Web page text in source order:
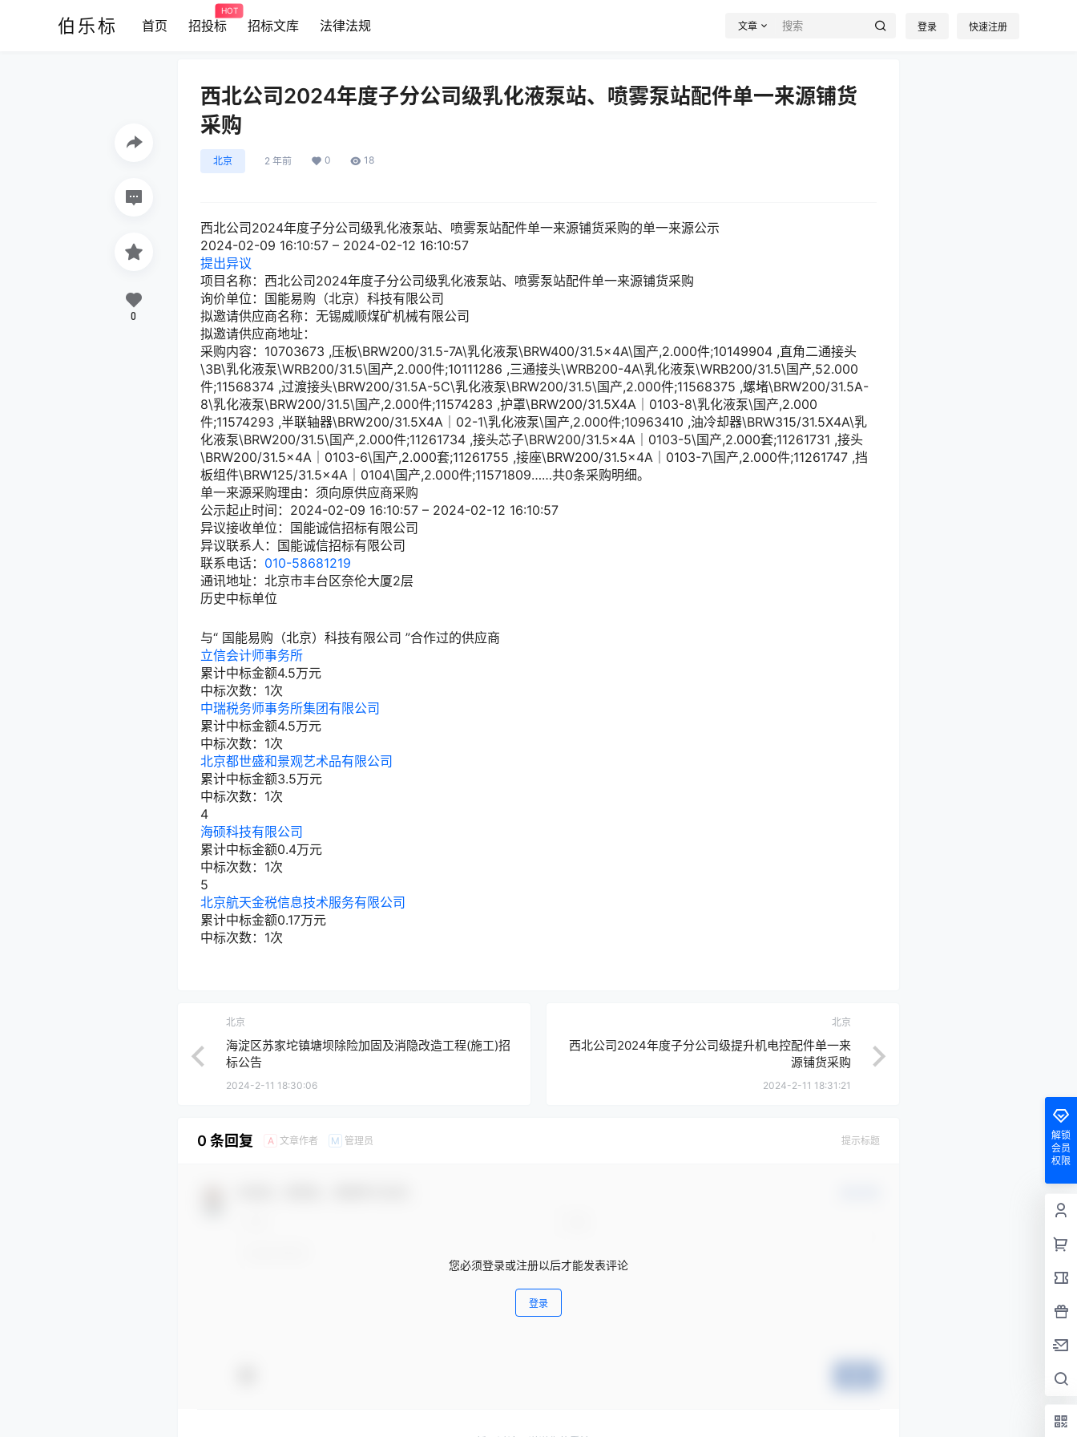
伯乐标 首页 招投标
HOT
招标文库 法律法规 文章 登录 快速注册
西北公司2024年度子分公司级乳化液泵站、喷雾泵站配件单一来源铺货
采购
北京 2 年前 0 18
西北公司2024年度子分公司级乳化液泵站、喷雾泵站配件单一来源铺货采购的单一来源公示
2024-02-09 16:10:57 – 2024-02-12 16:10:57
提出异议
项目名称：西北公司2024年度子分公司级乳化液泵站、喷雾泵站配件单一来源铺货采购
询价单位：国能易购（北京）科技有限公司
拟邀请供应商名称：无锡威顺煤矿机械有限公司
拟邀请供应商地址：
采购内容：10703673 ,压板\BRW200/31.5-7A\乳化液泵\BRW400/31.5×4A\国产,2.000件;10149904 ,直角二通接头
\3B\乳化液泵\WRB200/31.5\国产,2.000件;10111286 ,三通接头\WRB200-4A\乳化液泵\WRB200/31.5\国产,52.000
件;11568374 ,过渡接头\BRW200/31.5A-5C\乳化液泵\BRW200/31.5\国产,2.000件;11568375 ,螺堵\BRW200/31.5A-
8\乳化液泵\BRW200/31.5\国产,2.000件;11574283 ,护罩\BRW200/31.5X4A｜0103-8\乳化液泵\国产,2.000
件;11574293 ,半联轴器\BRW200/31.5X4A｜02-1\乳化液泵\国产,2.000件;10963410 ,油冷却器\BRW315/31.5X4A\乳
化液泵\BRW200/31.5\国产,2.000件;11261734 ,接头芯子\BRW200/31.5×4A｜0103-5\国产,2.000套;11261731 ,接头
\BRW200/31.5×4A｜0103-6\国产,2.000套;11261755 ,接座\BRW200/31.5×4A｜0103-7\国产,2.000件;11261747 ,挡
板组件\BRW125/31.5×4A｜0104\国产,2.000件;11571809……共0条采购明细。
单一来源采购理由：须向原供应商采购
公示起止时间：2024-02-09 16:10:57 – 2024-02-12 16:10:57
异议接收单位：国能诚信招标有限公司
异议联系人：国能诚信招标有限公司
联系电话： 010-58681219
通讯地址：北京市丰台区奈伦大厦2层
历史中标单位
与“ 国能易购（北京）科技有限公司 ”合作过的供应商
立信会计师事务所
累计中标金额4.5万元
中标次数：1次
中瑞税务师事务所集团有限公司
累计中标金额4.5万元
中标次数：1次
北京都世盛和景观艺术品有限公司
累计中标金额3.5万元
中标次数：1次
4
海硕科技有限公司
累计中标金额0.4万元
中标次数：1次
5
北京航天金税信息技术服务有限公司
累计中标金额0.17万元
中标次数：1次
0
北京
海淀区苏家坨镇塘坝除险加固及消隐改造工程(施工)招
标公告
2024-2-11 18:30:06
北京
西北公司2024年度子分公司级提升机电控配件单一来
源铺货采购
2024-2-11 18:31:21
0 条回复 A 文章作者 M 管理员 提示标题
您必须登录或注册以后才能发表评论
登录
解锁
会员
权限